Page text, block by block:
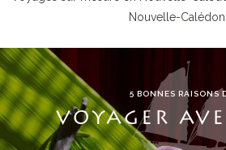
Nouvelle-
5 BONNES RAISONS
VOYAGER